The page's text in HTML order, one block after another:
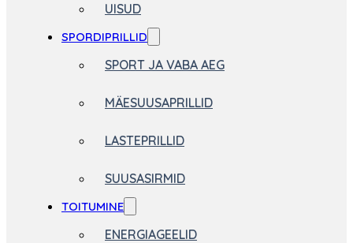
UISUD
SPORDIPRILLID
SPORT JA VABA AEG
MÄESUUSAPRILLID
LASTEPRILLID
SUUSASIRMID
TOITUMINE
ENERGIAGEELID